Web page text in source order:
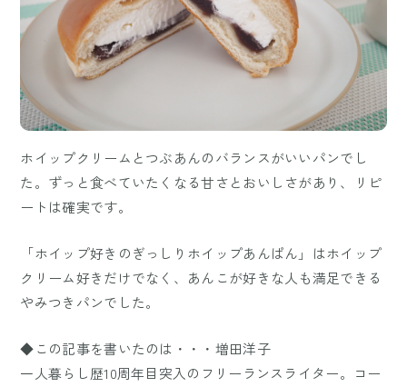
ホイップクリームとつぶあんのバランスがいいパンでし
た。ずっと食べていたくなる甘さとおいしさがあり、リピ
ートは確実です。
「ホイップ好きのぎっしりホイップあんぱん」はホイップ
クリーム好きだけでなく、あんこが好きな人も満足できる
やみつきパンでした。
◆この記事を書いたのは・・・増田洋子
一人暮らし歴10周年目突入のフリーランスライター。コー